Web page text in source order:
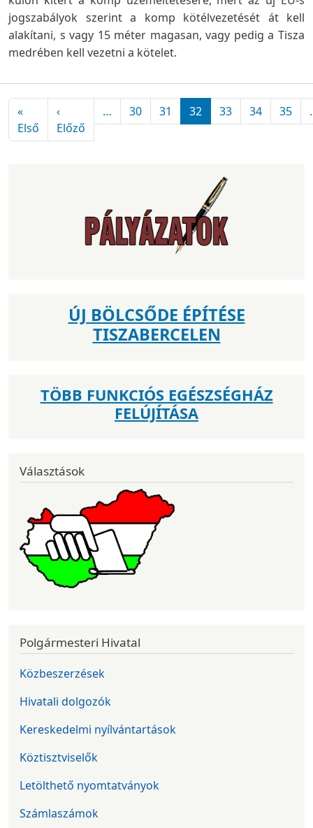
jogszabályok szerint a komp kötélvezetését át kell
alakítani, s vagy 15 méter magasan, vagy pedig a Tisza
medrében kell vezetni a kötelet.
Oldalszámozás
«
Első Első oldal
‹
Előző Előző oldal
… 30 31 32 33 34 35
ÚJ BÖLCSŐDE ÉPÍTÉSE
TISZABERCELEN
TÖBB FUNKCIÓS EGÉSZSÉGHÁZ
FELÚJÍTÁSA
Választások
Polgármesteri Hivatal
Közbeszerzések
Hivatali dolgozók
Kereskedelmi nyílvántartások
Köztisztviselők
Letölthető nyomtatványok
Számlaszámok